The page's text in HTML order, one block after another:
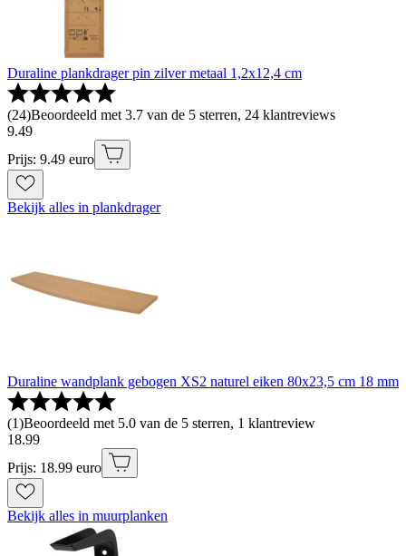
Duraline plankdrager pin zilver metaal 1,2x12,4 cm
(24)Beoordeeld met 3.7 van de 5 sterren, 24 klantreviews
9.49
Prijs: 9.49 euro
Bekijk alles in plankdrager
Duraline wandplank gebogen XS2 naturel eiken 80x23,5 cm 18 mm
(1)Beoordeeld met 5.0 van de 5 sterren, 1 klantreview
18.99
Prijs: 18.99 euro
Bekijk alles in muurplanken